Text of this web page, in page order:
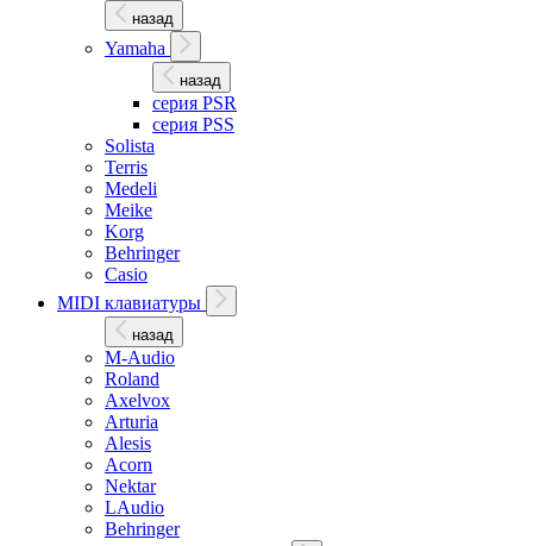
назад
Yamaha
назад
серия PSR
серия PSS
Solista
Terris
Medeli
Meike
Korg
Behringer
Casio
MIDI клавиатуры
назад
M-Audio
Roland
Axelvox
Arturia
Alesis
Acorn
Nektar
LAudio
Behringer